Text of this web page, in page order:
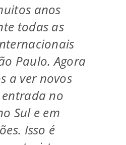
anos
todas as
Paulo. Agora
a ver novos
no
Sul e em
Isso é